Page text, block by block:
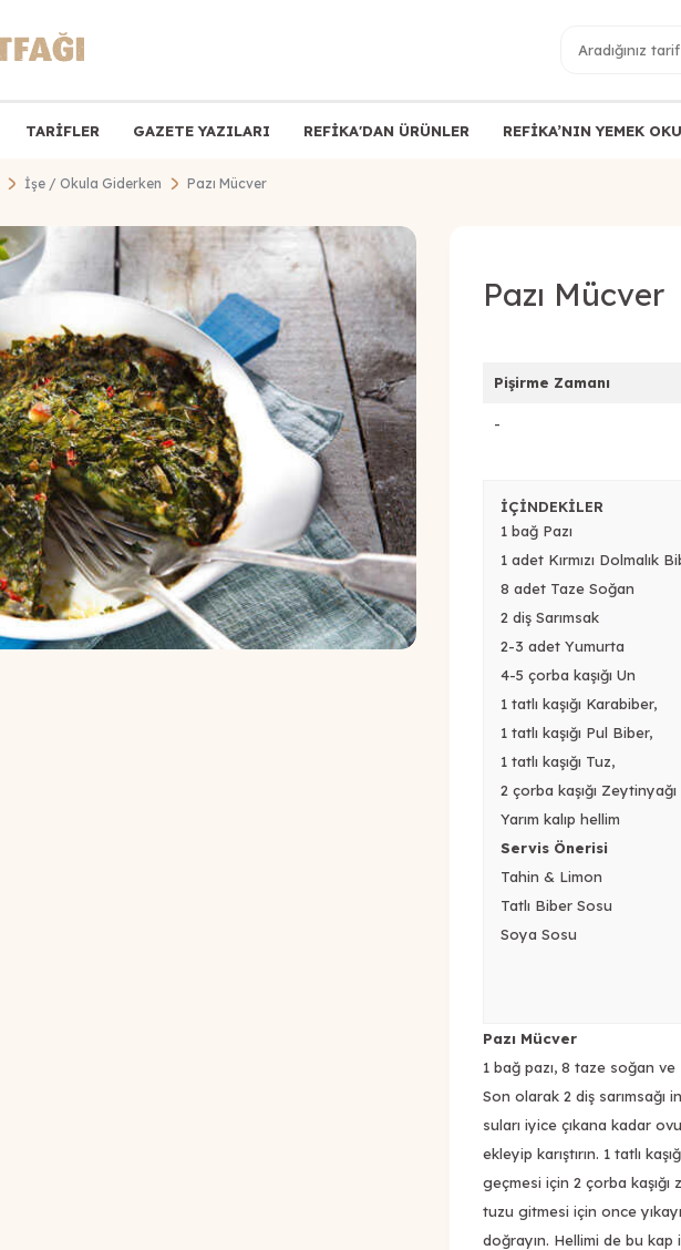
TARİFLER GAZETE YAZILARI REFİKA'DAN ÜRÜNLER REFİKA’NIN YEMEK
İşe / Okula Giderken Pazı Mücver
Pazı Mücver
Pişirme Zamanı
-
İÇİNDEKİLER
1 bağ Pazı
1 adet Kırmızı Dolmalık
8 adet Taze Soğan
2 diş Sarımsak
2-3 adet Yumurta
4-5 çorba kaşığı Un
1 tatlı kaşığı Karabiber,
1 tatlı kaşığı Pul Biber,
1 tatlı kaşığı Tuz,
2 çorba kaşığı Zeytinyağı
Yarım kalıp hellim
Servis Önerisi
Tahin & Limon
Tatlı Biber Sosu
Soya Sosu
Pazı Mücver
1 bağ pazı, 8 taze soğan ve
Son olarak 2 diş sarımsağı
suları iyice çıkana kadar
ekleyip karıştırın. 1 tatlı
geçmesi için 2 çorba kaşığı
tuzu gitmesi için once
doğrayın. Hellimi de bu kap